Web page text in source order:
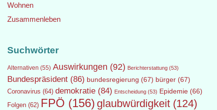
Wohnen
Zusammenleben
Suchwörter
Alternativen (55) Auswirkungen (92) Berichterstattung (53)
Bundespräsident (86) bundesregierung (67) bürger (67)
Coronavirus (64) demokratie (84) Entscheidung (53) Epidemie (66)
Folgen (62) FPÖ (156) glaubwürdigkeit (124)